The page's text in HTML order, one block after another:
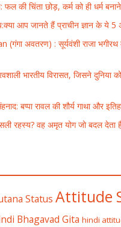
फल की चिंता छोड़, कर्म को ही धर्म
आप जानते हैं प्राचीन ज्ञान के ये 5
(गंगा अवतरण) : सूर्यवंशी राजा
भारतीय विरासत, जिसने दुनिया
बप्पा रावल की शौर्य गाथा और
रहस्य? वह अमृत योग जो बदल देता है
Status Attitude
Bhagavad Gita hindi